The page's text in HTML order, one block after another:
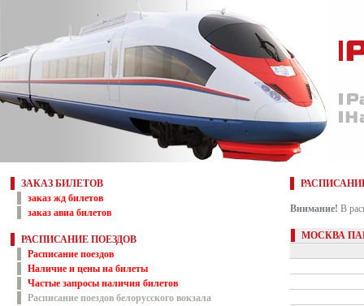
ЗАКАЗ БИЛЕТОВ
заказ жд билетов
заказ авиа билетов
РАСПИСАНИЕ ПОЕЗДОВ
Расписание поездов
Наличие и цены на билеты
Частые запросы наличия билетов
Расписание поездов белорусского вокзала
Внимание! В
МОСКВА